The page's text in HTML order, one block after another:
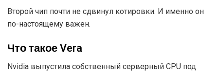
Второй чип почти не сдвинул котировки. И именно он
по-настоящему важен.
Что такое Vera
Nvidia выпустила собственный серверный CPU под